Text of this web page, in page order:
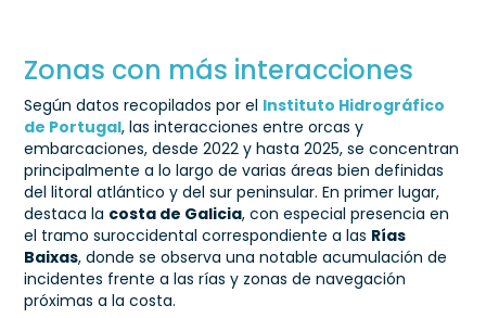
Zonas con más interacciones
Según datos recopilados por el Instituto Hidrográfico
de Portugal, las interacciones entre orcas y
embarcaciones, desde 2022 y hasta 2025, se concentran
principalmente a lo largo de varias áreas bien definidas
del litoral atlántico y del sur peninsular. En primer lugar,
destaca la costa de Galicia, con especial presencia en
el tramo suroccidental correspondiente a las Rías
Baixas, donde se observa una notable acumulación de
incidentes frente a las rías y zonas de navegación
próximas a la costa.